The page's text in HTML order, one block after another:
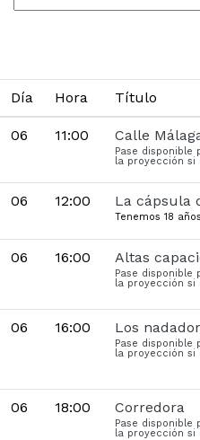
Día Hora Título
06 11:00 Calle
Pase disponible
la proyección si
06 12:00 La cápsula
Tenemos 18 años
06 16:00 Altas
Pase disponible
la proyección si
06 16:00 Los
Pase disponible
la proyección si
06 18:00 Corredora
Pase disponible
la proyección si